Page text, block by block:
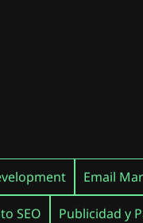
Email
SEO Publicidad y